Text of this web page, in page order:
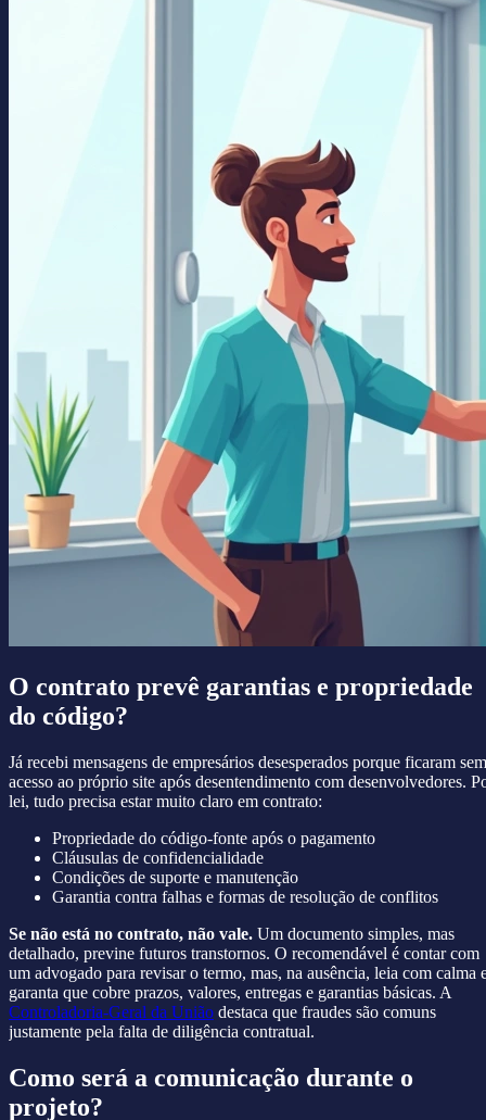
O contrato prevê garantias e propriedade
do código?
Já recebi mensagens de empresários desesperados porque ficaram sem
acesso ao próprio site após desentendimento com desenvolvedores.
lei, tudo precisa estar muito claro em contrato:
Propriedade do código-fonte após o pagamento
Cláusulas de confidencialidade
Condições de suporte e manutenção
Garantia contra falhas e formas de resolução de conflitos
Se não está no contrato, não vale. Um documento simples, mas
detalhado, previne futuros transtornos. O recomendável é contar com
um advogado para revisar o termo, mas, na ausência, leia com calma
garanta que cobre prazos, valores, entregas e garantias básicas. A
Controladoria-Geral da União destaca que fraudes são comuns
justamente pela falta de diligência contratual.
Como será a comunicação durante o
projeto?